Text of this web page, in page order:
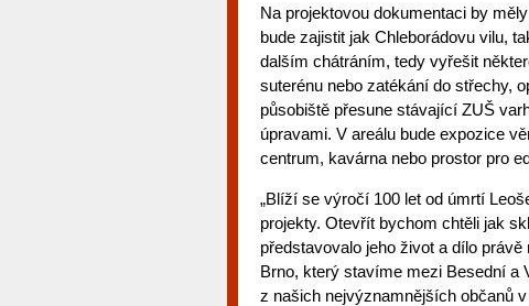
Na projektovou dokumentaci by
bude zajistit jak Chleborádovu vilu,
dalším chátráním, tedy vyřešit
suterénu nebo zatékání do střechy,
působiště přesune stávající ZUŠ
úpravami. V areálu bude expozice
centrum, kavárna nebo prostor pro
„Blíží se výročí 100 let od úmrtí
projekty. Otevřít bychom chtěli jak
představovalo jeho život a dílo
Brno, který stavíme mezi Besední a
z našich nejvýznamnějších občanů